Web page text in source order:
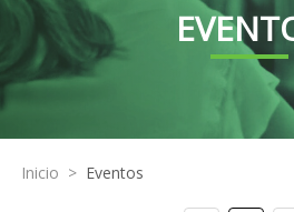
Inicio > Eventos